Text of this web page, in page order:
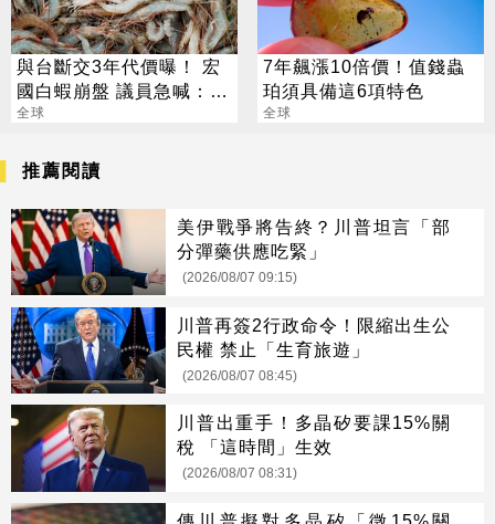
與台斷交3年代價曝！ 宏
國白蝦崩盤 議員急喊：盼
重談
全球
7年飆漲10倍價！值錢蟲
珀須具備這6項特色
全球
推薦閱讀
美伊戰爭將告終？川普坦言「部
分彈藥供應吃緊」
(2026/08/07 09:15)
川普再簽2行政命令！限縮出生公
民權 禁止「生育旅遊」
(2026/08/07 08:45)
川普出重手！多晶矽要課15%關
稅 「這時間」生效
(2026/08/07 08:31)